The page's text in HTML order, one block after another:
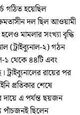
হয়েছিল
দল ছিল আওয়ামী
মামলার সংখ্যা বৃদ্ধি
(ট্রাইব্যুনাল-২) গঠন
১ থেকে ৪৪টি এবং
ট্রাইব্যুনালের রায়ের পর
প্রতিকার শেষে
দায়ে এ পর্যন্ত ছয়জন
পাঁচজনই ছিলেন